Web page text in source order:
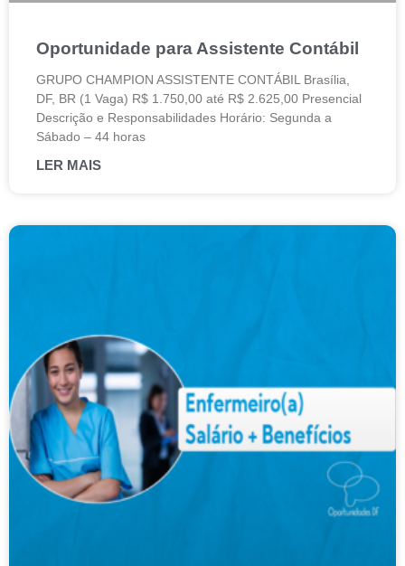
Oportunidade para Assistente Contábil
GRUPO CHAMPION ASSISTENTE CONTÁBIL Brasília,
DF, BR (1 Vaga) R$ 1.750,00 até R$ 2.625,00 Presencial
Descrição e Responsabilidades Horário: Segunda a
Sábado – 44 horas
LER MAIS